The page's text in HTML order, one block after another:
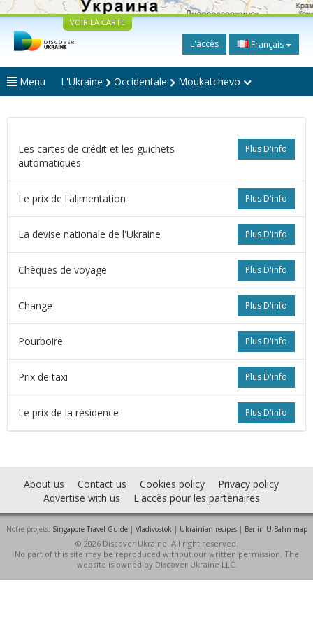
VOIR LA CARTE
L'accès Français
Menu L'Ukraine Occidentale Moukatchevo
Plus D'info
Les cartes de crédit et les guichets
automatiques
Plus D'info
Le prix de l'alimentation
Plus D'info
La devise nationale de l'Ukraine
Plus D'info
Сhèques de voyage
Plus D'info
Change
Plus D'info
Pourboire
Plus D'info
Prix de taxi
Plus D'info
Le prix de la résidence
About us Contact us Cookies policy
Privacy policy
Advertise with us
L'accès pour les partenaires
Notre projets: Singapore Travel Guide| Vladivostok | Ukrainian recipes| Berlin U-Bahn map
© 2026 Discover Ukraine. All right reserved.
No part of this site may be reproduced without our written permission. The
website is owned by Discover Ukraine LLC.